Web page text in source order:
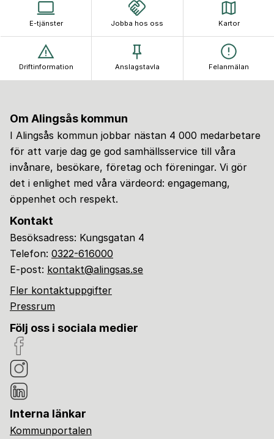
E-tjänster Jobba hos oss Kartor
Driftinformation Anslagstavla Felanmälan
Om Alingsås kommun
I Alingsås kommun jobbar nästan 4 000 medarbetare
för att varje dag ge god samhällsservice till våra
invånare, besökare, företag och föreningar. Vi gör
det i enlighet med våra värdeord: engagemang,
öppenhet och respekt.
Kontakt
Besöksadress: Kungsgatan 4
Telefon: 0322-616000
E-post: kontakt@alingsas.se
Fler kontaktuppgifter
Pressrum
Följ oss i sociala medier
Interna länkar
Kommunportalen